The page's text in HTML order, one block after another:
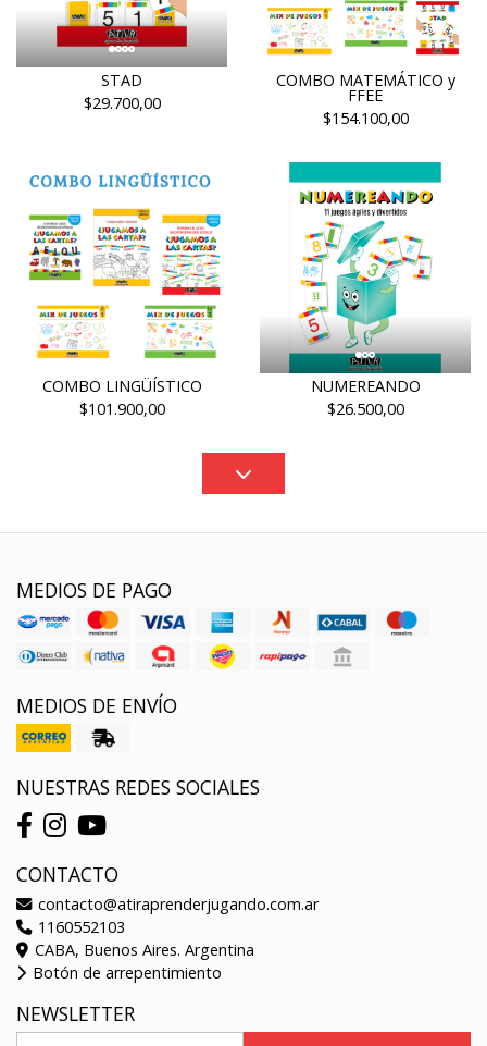
STAD
$29.700,00
COMBO MATEMÁTICO y
FFEE
$154.100,00
COMBO LINGÜÍSTICO
$101.900,00
NUMEREANDO
$26.500,00
MEDIOS DE PAGO
MEDIOS DE ENVÍO
NUESTRAS REDES SOCIALES
CONTACTO
contacto@atiraprenderjugando.com.ar
1160552103
CABA, Buenos Aires. Argentina
Botón de arrepentimiento
NEWSLETTER